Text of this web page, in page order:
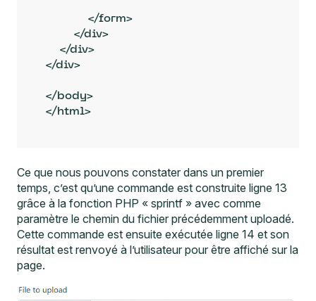
</div>
</body>
Ce que nous pouvons constater dans un premier
temps, c’est qu’une commande est construite ligne 13
grâce à la fonction PHP « sprintf » avec comme
paramètre le chemin du fichier précédemment uploadé.
Cette commande est ensuite exécutée ligne 14 et son
résultat est renvoyé à l’utilisateur pour être affiché sur la
page.